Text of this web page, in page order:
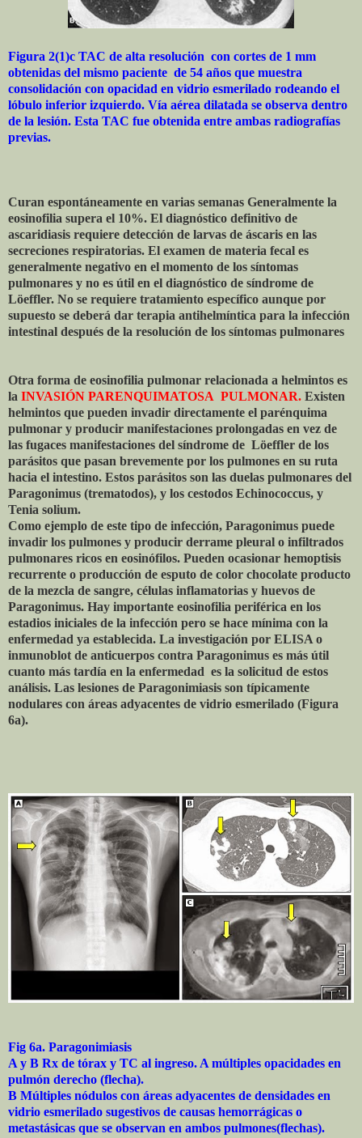
Figura 2(1)c TAC de alta resolución con cortes de 1 mm
obtenidas del mismo paciente de 54 años que muestra
consolidación con opacidad en vidrio esmerilado rodeando el
lóbulo inferior izquierdo. Vía aérea dilatada se observa dentro
de la lesión. Esta TAC fue obtenida entre ambas radiografías
previas.
Curan espontáneamente en varias semanas Generalmente la
eosinofilia supera el 10%. El diagnóstico definitivo de
ascaridiasis requiere detección de larvas de áscaris en las
secreciones respiratorias. El examen de materia fecal es
generalmente negativo en el momento de los síntomas
pulmonares y no es útil en el diagnóstico de síndrome de
Löeffler. No se requiere tratamiento específico aunque por
supuesto se deberá dar terapia antihelmíntica para la infección
intestinal después de la resolución de los síntomas pulmonares
Otra forma de eosinofilia pulmonar relacionada a helmintos es
la INVASIÓN PARENQUIMATOSA PULMONAR. Existen
helmintos que pueden invadir directamente el parénquima
pulmonar y producir manifestaciones prolongadas en vez de
las fugaces manifestaciones del síndrome de Löeffler de los
parásitos que pasan brevemente por los pulmones en su ruta
hacia el intestino. Estos parásitos son las duelas pulmonares del
Paragonimus (trematodos), y los cestodos Echinococcus, y
Tenia solium.
Como ejemplo de este tipo de infección, Paragonimus puede
invadir los pulmones y producir derrame pleural o infiltrados
pulmonares ricos en eosinófilos. Pueden ocasionar hemoptisis
recurrente o producción de esputo de color chocolate producto
de la mezcla de sangre, células inflamatorias y huevos de
Paragonimus. Hay importante eosinofilia periférica en los
estadios iniciales de la infección pero se hace mínima con la
enfermedad ya establecida. La investigación por ELISA o
inmunoblot de anticuerpos contra Paragonimus es más útil
cuanto más tardía en la enfermedad es la solicitud de estos
análisis. Las lesiones de Paragonimiasis son típicamente
nodulares con áreas adyacentes de vidrio esmerilado (Figura
6a).
Fig 6a. Paragonimiasis
A y B Rx de tórax y TC al ingreso. A múltiples opacidades en
pulmón derecho (flecha).
B Múltiples nódulos con áreas adyacentes de densidades en
vidrio esmerilado sugestivos de causas hemorrágicas o
metastásicas que se observan en ambos pulmones(flechas).